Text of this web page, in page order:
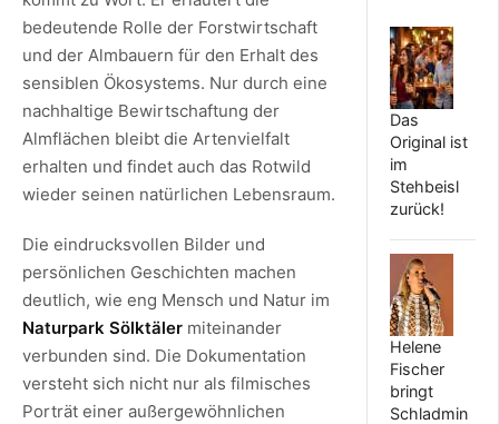
bedeutende Rolle der Forstwirtschaft
und der Almbauern für den Erhalt des
sensiblen Ökosystems. Nur durch eine
nachhaltige Bewirtschaftung der
Almflächen bleibt die Artenvielfalt
erhalten und findet auch das Rotwild
wieder seinen natürlichen Lebensraum.
Die eindrucksvollen Bilder und
persönlichen Geschichten machen
deutlich, wie eng Mensch und Natur im
Naturpark Sölktäler miteinander
verbunden sind. Die Dokumentation
versteht sich nicht nur als filmisches
Porträt einer außergewöhnlichen
Das
Original ist
im
Stehbeisl
zurück!
Helene
Fischer
bringt
Schladmin